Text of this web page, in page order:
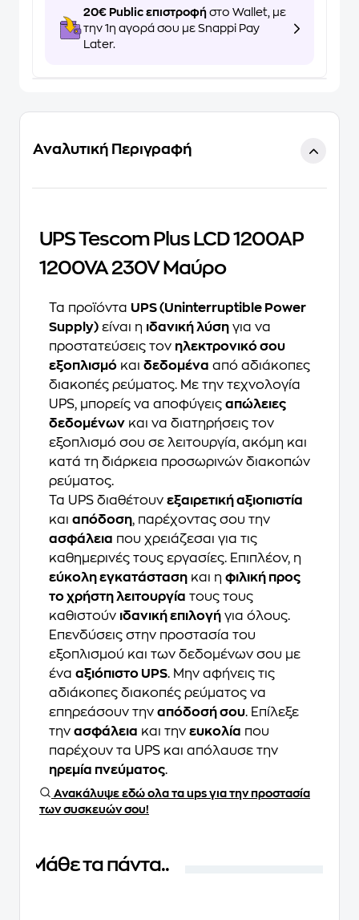
20€ Public επιστροφή στο Wallet, με
την 1η αγορά σου με Snappi Pay
Later.
Αναλυτική Περιγραφή
UPS Tescom Plus LCD 1200AP
1200VA 230V Μαύρο
Τα προϊόντα UPS (Uninterruptible Power
Supply) είναι η ιδανική λύση για να
προστατεύσεις τον ηλεκτρονικό σου
εξοπλισμό και δεδομένα από αδιάκοπες
διακοπές ρεύματος. Με την τεχνολογία
UPS, μπορείς να αποφύγεις απώλειες
δεδομένων και να διατηρήσεις τον
εξοπλισμό σου σε λειτουργία, ακόμη και
κατά τη διάρκεια προσωρινών διακοπών
ρεύματος.
Τα UPS διαθέτουν εξαιρετική αξιοπιστία
και απόδοση, παρέχοντας σου την
ασφάλεια που χρειάζεσαι για τις
καθημερινές τους εργασίες. Επιπλέον, η
εύκολη εγκατάσταση και η φιλική προς
το χρήστη λειτουργία τους τους
καθιστούν ιδανική επιλογή για όλους.
Επενδύσεις στην προστασία του
εξοπλισμού και των δεδομένων σου με
ένα αξιόπιστο UPS. Μην αφήνεις τις
αδιάκοπες διακοπές ρεύματος να
επηρεάσουν την απόδοσή σου. Επίλεξε
την ασφάλεια και την ευκολία που
παρέχουν τα UPS και απόλαυσε την
ηρεμία πνεύματος.
Ανακάλυψε εδώ ολα τα ups για την προστασία
των συσκευών σου!
Μάθε τα πάντα..